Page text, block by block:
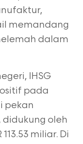
memandang
dalam
IHSG
pada
pekan
oleh
miliar. Di